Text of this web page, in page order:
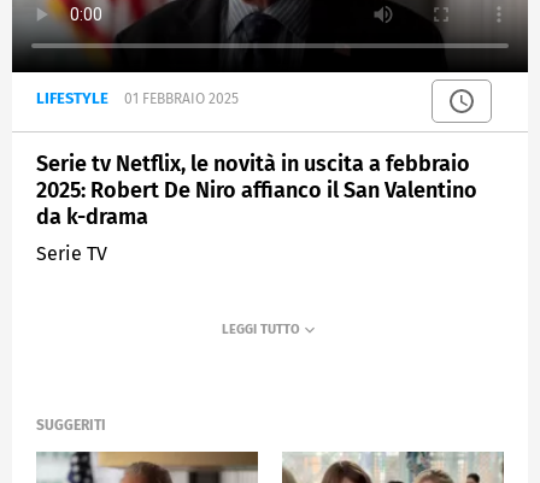
LIFESTYLE 01 FEBBRAIO 2025
Serie tv Netflix, le novità in uscita a febbraio
2025: Robert De Niro affianco il San Valentino
da k-drama
Serie TV
SUGGERITI